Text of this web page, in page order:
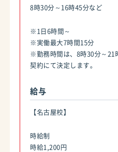
8時30分～16時45分など
※1日6時間～
※実働最大7時間15分
※勤務時間は、8時30分～21
契約にて決定します。
給与
【名古屋校】
時給制
時給1,200円